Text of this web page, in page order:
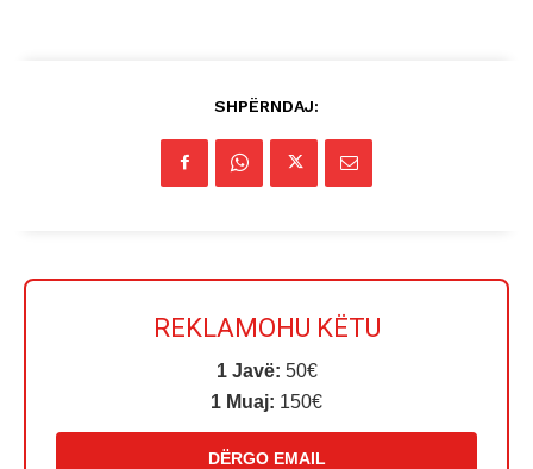
SHPËRNDAJ:
REKLAMOHU KËTU
1 Javë: 50€
1 Muaj: 150€
DËRGO EMAIL